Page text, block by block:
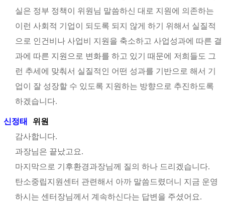
실은 정부 정책이 위원님 말씀하신 대로 지원에 의존하는
이런 사회적 기업이 되도록 되지 않게 하기 위해서 실질적
으로 인건비나 사업비 지원을 축소하고 사업성과에 따른 결
과에 따른 지원으로 변화를 하고 있기 때문에 저희들도 그
런 추세에 맞춰서 실질적인 어떤 성과를 기반으로 해서 기
업이 잘 성장할 수 있도록 지원하는 방향으로 추진하도록
하겠습니다.
신정태
위원
감사합니다.
과장님은 끝났고요.
마지막으로 기후환경과장님께 질의 하나 드리겠습니다.
탄소중립지원센터 관련해서 아까 말씀드렸더니 지금 운영
하시는 센터장님께서 계속하신다는 답변을 주셨어요.